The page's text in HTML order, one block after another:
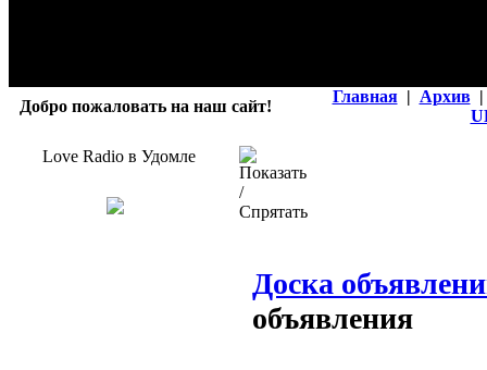
Добро пожаловать на наш сайт!
Главная | Архив |
Love Radio в Удомле
Доска
объявления